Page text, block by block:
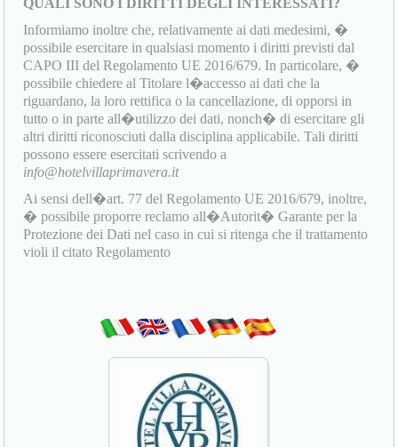
QUALI SONO I DIRITTI DEGLI INTERESSATI?
Informiamo inoltre che, relativamente ai dati medesimi, �
possibile esercitare in qualsiasi momento i diritti previsti dal
CAPO III del Regolamento UE 2016/679. In particolare, �
possibile chiedere al Titolare l�accesso ai dati che la
riguardano, la loro rettifica o la cancellazione, di opporsi in
tutto o in parte all�utilizzo dei dati, nonch� di esercitare gli
altri diritti riconosciuti dalla disciplina applicabile. Tali diritti
possono essere esercitati scrivendo a
info@hotelvillaprimavera.it
Ai sensi dell�art. 77 del Regolamento UE 2016/679, inoltre,
� possibile proporre reclamo all�Autorit� Garante per la
Protezione dei Dati nel caso in cui si ritenga che il trattamento
violi il citato Regolamento